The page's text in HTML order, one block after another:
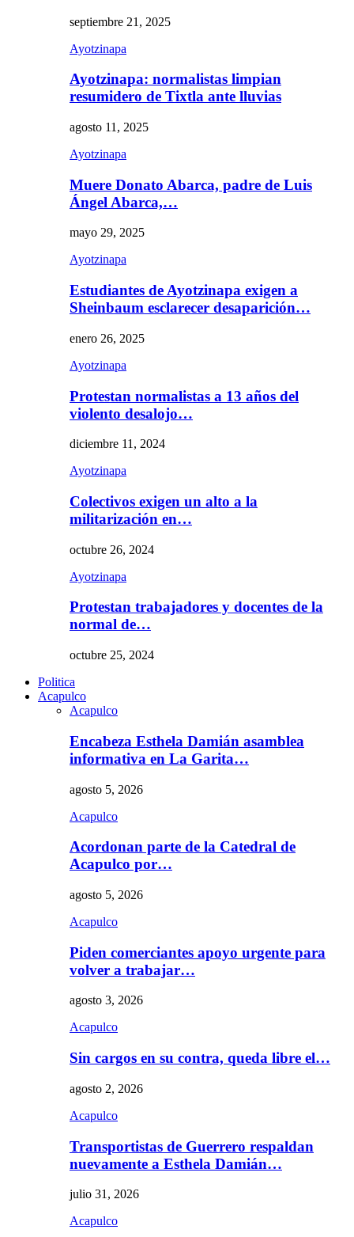
septiembre 21, 2025
Ayotzinapa
Ayotzinapa: normalistas limpian
resumidero de Tixtla ante lluvias
agosto 11, 2025
Ayotzinapa
Muere Donato Abarca, padre de Luis
Ángel Abarca,…
mayo 29, 2025
Ayotzinapa
Estudiantes de Ayotzinapa exigen a
Sheinbaum esclarecer desaparición…
enero 26, 2025
Ayotzinapa
Protestan normalistas a 13 años del
violento desalojo…
diciembre 11, 2024
Ayotzinapa
Colectivos exigen un alto a la
militarización en…
octubre 26, 2024
Ayotzinapa
Protestan trabajadores y docentes de la
normal de…
octubre 25, 2024
Politica
Acapulco
Acapulco
Encabeza Esthela Damián asamblea
informativa en La Garita…
agosto 5, 2026
Acapulco
Acordonan parte de la Catedral de
Acapulco por…
agosto 5, 2026
Acapulco
Piden comerciantes apoyo urgente para
volver a trabajar…
agosto 3, 2026
Acapulco
Sin cargos en su contra, queda libre el…
agosto 2, 2026
Acapulco
Transportistas de Guerrero respaldan
nuevamente a Esthela Damián…
julio 31, 2026
Acapulco